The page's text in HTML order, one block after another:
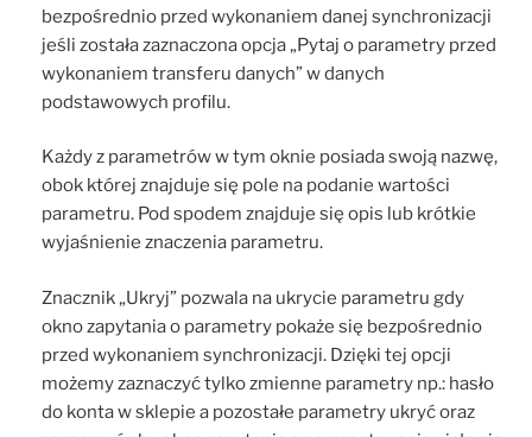
bezpośrednio przed wykonaniem danej synchronizacji
jeśli została zaznaczona opcja „Pytaj o parametry przed
wykonaniem transferu danych” w danych
podstawowych profilu.
Każdy z parametrów w tym oknie posiada swoją nazwę,
obok której znajduje się pole na podanie wartości
parametru. Pod spodem znajduje się opis lub krótkie
wyjaśnienie znaczenia parametru.
Znacznik „Ukryj” pozwala na ukrycie parametru gdy
okno zapytania o parametry pokaże się bezpośrednio
przed wykonaniem synchronizacji. Dzięki tej opcji
możemy zaznaczyć tylko zmienne parametry np.: hasło
do konta w sklepie a pozostałe parametry ukryć oraz